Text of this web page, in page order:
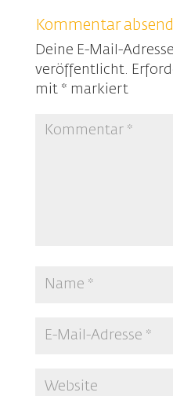
Kommentar
Deine E-Mail-
veröffentlicht.
mit * markiert